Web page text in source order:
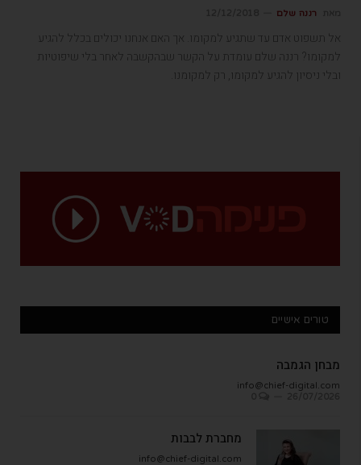
רננה שלם
אל תשפוט אדם עד שתגיע למקומו. אך האם אנחנו יכולים בכלל להגיע
למקומו? רננה שלם עומדת על הקשר שבהקשבה לאחר בלי שיפוטיות
ובלי ניסיון להגיע למקומו, רק למקומנו.
טורים אישיים
מבחן הגמבה
info@chief-digital.com
מחברת לבבות
info@chief-digital.com